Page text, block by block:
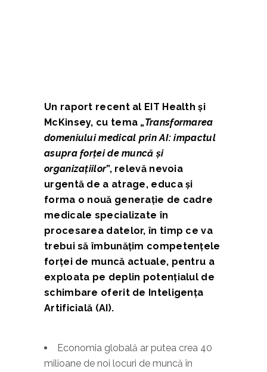
Un raport recent al EIT Health și
McKinsey, cu tema „Transformarea
domeniului medical prin AI: impactul
asupra forței de muncă și
organizațiilor”, relevă nevoia
urgentă de a atrage, educa și
forma o nouă generație de cadre
medicale specializate în
procesarea datelor, în timp ce va
trebui să îmbunățim competențele
forței de muncă actuale, pentru a
exploata pe deplin potențialul de
schimbare oferit de Inteligența
Artificială (AI).
Economia globală ar putea crea 40
milioane de noi locuri de muncă în